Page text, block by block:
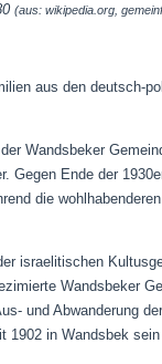
(aus: wikipedia.org,
aus den deutsch-
Wandsbeker
Gegen Ende der
die
israelitischen
Wandsbeker
und Abwanderung
1902 in Wandsbek